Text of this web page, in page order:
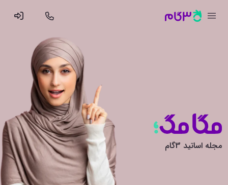
مجله اساتید 3گام